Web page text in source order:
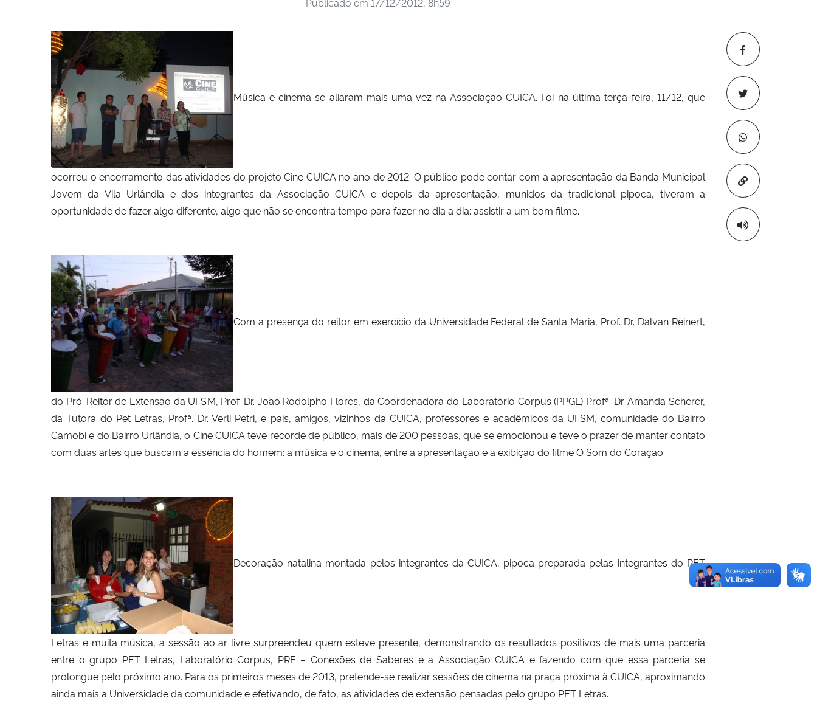
Copiar para
Música e cinema se aliaram mais uma vez na Associação CUICA. Foi na última terça-feira, 11/12, que
ocorreu o encerramento das atividades do projeto Cine CUICA no ano de 2012. O público pode contar com a apresentação da Banda Municipal
Jovem da Vila Urlândia e dos integrantes da Associação CUICA e depois da apresentação, munidos da tradicional pipoca, tiveram a
oportunidade de fazer algo diferente, algo que não se encontra tempo para fazer no dia a dia: assistir a um bom filme.
Com a presença do reitor em exercício da Universidade Federal de Santa Maria, Prof. Dr. Dalvan Reinert,
do Pró-Reitor de Extensão da UFSM, Prof. Dr. João Rodolpho Flores, da Coordenadora do Laboratório Corpus (PPGL) Profª. Dr. Amanda Scherer,
da Tutora do Pet Letras, Profª. Dr. Verli Petri, e pais, amigos, vizinhos da CUICA, professores e acadêmicos da UFSM, comunidade do Bairro
Camobi e do Bairro Urlândia, o Cine CUICA teve recorde de público, mais de 200 pessoas, que se emocionou e teve o prazer de manter contato
com duas artes que buscam a essência do homem: a música e o cinema, entre a apresentação e a exibição do filme O Som do Coração.
Decoração natalina montada pelos integrantes da CUICA, pipoca preparada pelas integrantes do PET
Letras e muita música, a sessão ao ar livre surpreendeu quem esteve presente, demonstrando os resultados positivos de mais uma parceria
entre o grupo PET Letras, Laboratório Corpus, PRE – Conexões de Saberes e a Associação CUICA e fazendo com que essa parceria se
prolongue pelo próximo ano. Para os primeiros meses de 2013, pretende-se realizar sessões de cinema na praça próxima à CUICA, aproximando
ainda mais a Universidade da comunidade e efetivando, de fato, as atividades de extensão pensadas pelo grupo PET Letras.